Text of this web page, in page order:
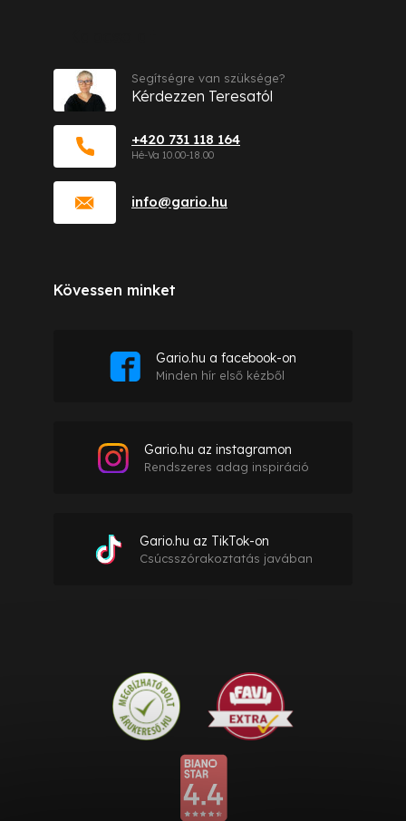
info@gario.hu
+420 731 118 164
Segítségre van szüksége?
Kérdezzen Teresatól
Kövessen minket
Gario.hu a facebook-on
Minden hír első kézből
Gario.hu az instagramon
Rendszeres adag inspiráció
Gario.hu az TikTok-on
Csúcsszórakoztatás javában